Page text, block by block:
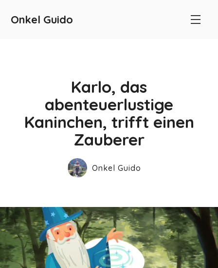
Onkel Guido
Karlo, das
abenteuerlustige
Kaninchen, trifft einen
Zauberer
Onkel Guido